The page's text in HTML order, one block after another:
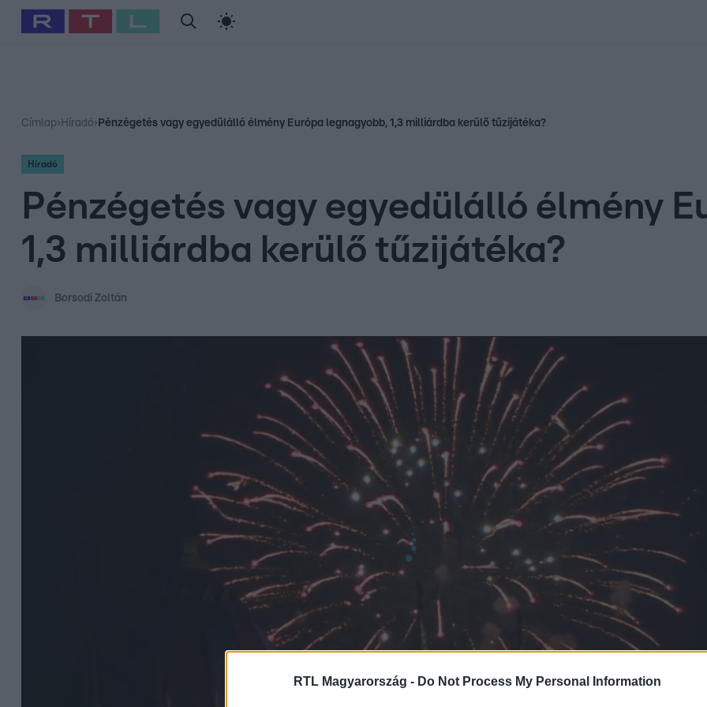
RTL Magyarország - Do Not Process My Personal Information
Babits Marcella Szellő István Most Wanted
Címlap› Híradó› Pénzégetés vagy egyedülálló élmény Európa legnagyobb, 1,3 milliárdba kerülő tűzijátéka?
Híradó
Pénzégetés vagy egyedülálló élmény
1,3 milliárdba kerülő tűzijátéka?
Borsodi Zoltán